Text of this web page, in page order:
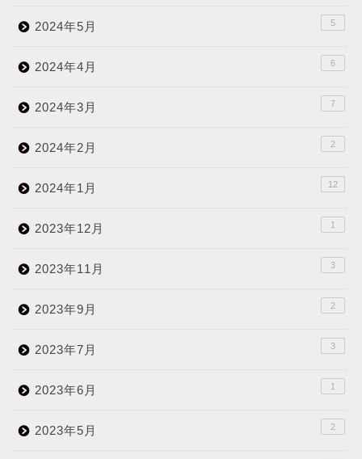
2024年5月 5
2024年4月 6
2024年3月 7
2024年2月 2
2024年1月 12
2023年12月 1
2023年11月 3
2023年9月 2
2023年7月 3
2023年6月 1
2023年5月 2